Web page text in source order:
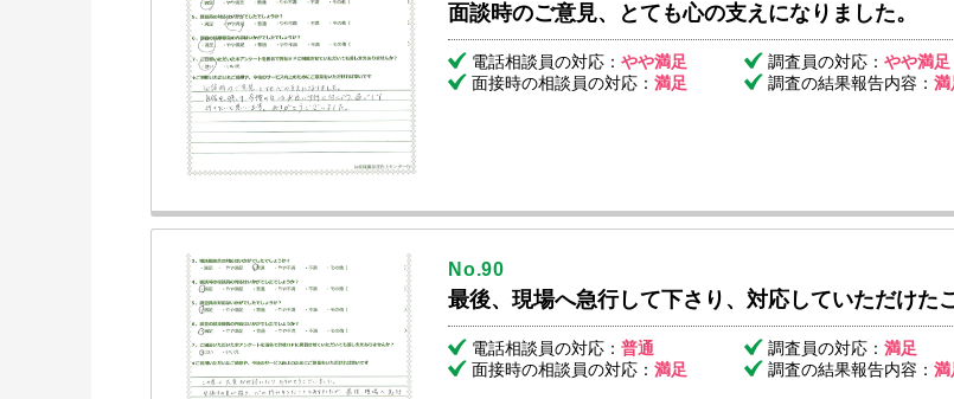
面談時のご意見、とても心の支えになりました。
電話相談員の対応： やや満足 調査員の対応： やや満足
面接時の相談員の対応： 満足 調査の結果報告内容： 満
No.90
最後、現場へ急行して下さり、対応していただけた
電話相談員の対応： 普通 調査員の対応： 満足
面接時の相談員の対応： 満足 調査の結果報告内容： 満